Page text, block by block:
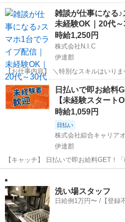
ンオペレーターや組立・検査・運搬作業 自動車部品の製造工場でのお
仕事です。 扱う製品は手のひらサイズの小型部品から、箱に入った
15kg程度の製品...
福島 工場
雑談が仕事になる♪
未経験OK｜20代
時給1,250円
株式会社N.I.C
伊達郡
【お仕事内容】 ＼特別なスキルはいり
と楽しくお話しするだけ。 在籍ライバーの9割以上が20代～30代の女
性。 同世代が多く、未経験からでも始めやすい
リを使ったライブ配...
福島 伊達郡 イベントスタッフ
日払いで即お給料
【未経験スター
時給1,059円
日払い
株式会社綜合キャリア
伊達郡
【キャッチ】 日払いで即お給料GET！
タートOK!】程よく残業で収入にプラス♪高時
ト】 弊社なら事前の職場見学が多数！お仕
では働いたことが無く...洗い場スタッフ
日給例1万円〜 /【登録